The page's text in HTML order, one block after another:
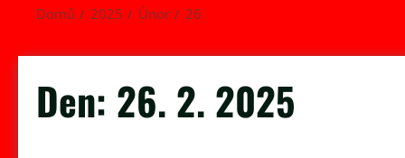
Domů 2025 Únor 26
Den: 26. 2. 2025